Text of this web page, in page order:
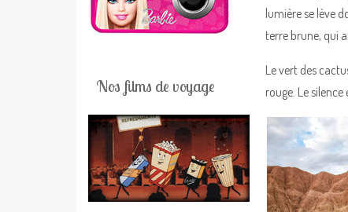
lumière se lève
terre brune, qui
Le vert des
rouge. Le
Nos films de voyage